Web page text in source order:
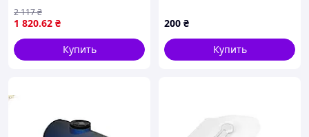
1 820.62 ₴
2 117₴
Купить
Honda к разным моделям
76802-TF0-G01, 76802-T6A-
003
200 ₴
Купить